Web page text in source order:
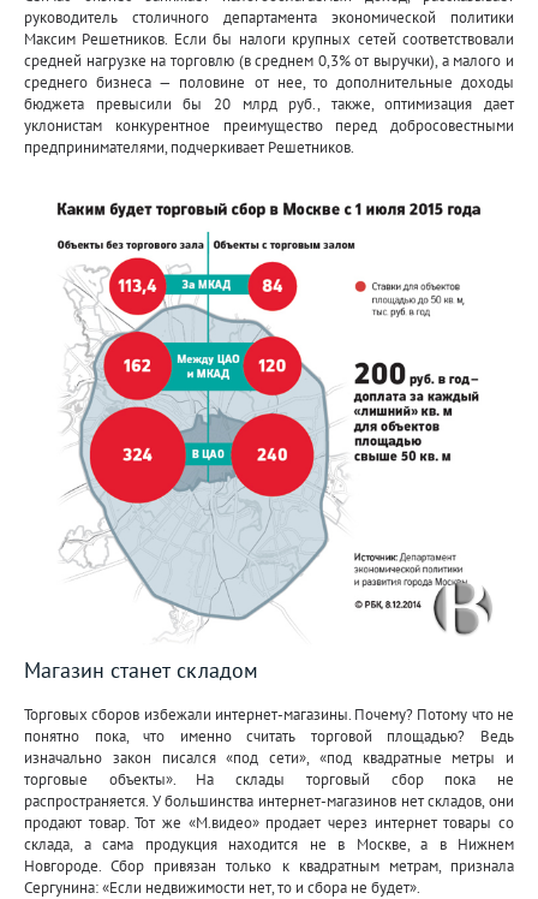
руководитель столичного департамента экономической политики
Максим Решетников. Если бы налоги крупных сетей соответствовали
средней нагрузке на торговлю (в среднем 0,3% от выручки), а малого и
среднего бизнеса — половине от нее, то дополнительные доходы
бюджета превысили бы 20 млрд руб., также, оптимизация дает
уклонистам конкурентное преимущество перед добросовестными
предпринимателями, подчеркивает Решетников.
Магазин станет складом
Торговых сборов избежали интернет-магазины. Почему? Потому что не
понятно пока, что именно считать торговой площадью? Ведь
изначально закон писался «под сети», «под квадратные метры и
торговые объекты». На склады торговый сбор пока не
распространяется. У большинства интернет-магазинов нет складов, они
продают товар. Тот же «М.видео» продает через интернет товары со
склада, а сама продукция находится не в Москве, а в Нижнем
Новгороде. Сбор привязан только к квадратным метрам, признала
Сергунина: «Если недвижимости нет, то и сбора не будет».